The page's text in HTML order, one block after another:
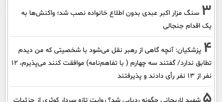
3 سنگ مزار اکبر عبدی بدون اطلاع خانواده نصب شد؛ واکنش‌ها به
یک اقدام جنجالی
4 پزشکیان‌: آنچه گاهی از رهبر نقل می‌شود با شخصیتی که من دیدم
تطابق ندارد/ گفتند سه چهارم ( با تفاهم‌نامه) موافقت کنند می‌پذیرم، 12
نفر از 13 نفر رأی دادند و پذیرفتند